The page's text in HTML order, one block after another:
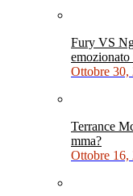
Fury VS
Ottobre 30,
Terrance
mma?
Ottobre 16,